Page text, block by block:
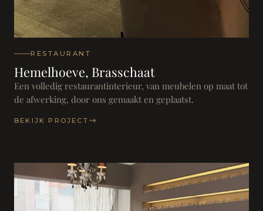
RESTAURANT
Hemelhoeve, Brasschaat
Een volledig restaurantinterieur, van meubelen op maat tot
de afwerking, door ons gemaakt en geplaatst.
BEKIJK PROJECT